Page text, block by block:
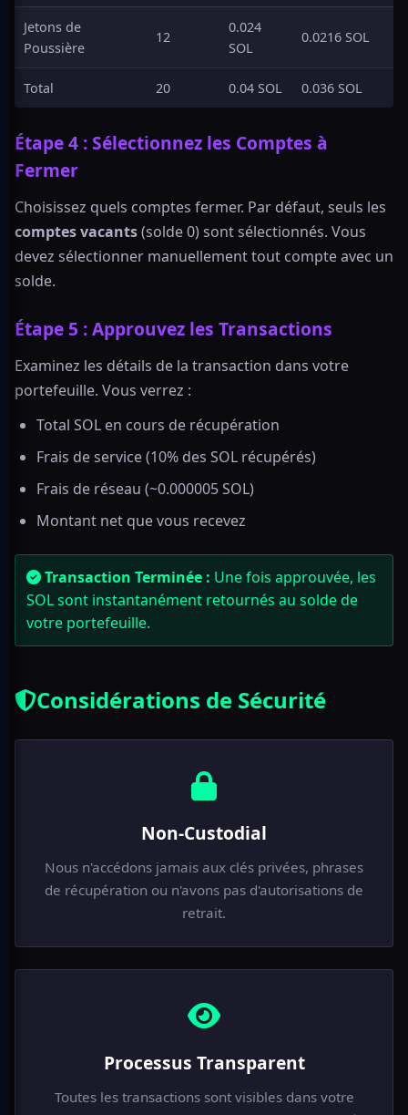
Jetons de
Poussière
12
0.024
SOL
0.0216 SOL
Total 20 0.04 SOL 0.036 SOL
Étape 4 : Sélectionnez les Comptes à
Fermer
Choisissez quels comptes fermer. Par défaut, seuls les
comptes vacants(solde 0) sont sélectionnés. Vous
devez sélectionner manuellement tout compte avec un
solde.
Étape 5 : Approuvez les Transactions
Examinez les détails de la transaction dans votre
portefeuille. Vous verrez :
Total SOL en cours de récupération
Frais de service (10% des SOL récupérés)
Frais de réseau (~0.000005 SOL)
Montant net que vous recevez
Transaction Terminée : Une fois approuvée, les
SOL sont instantanément retournés au solde de
votre portefeuille.
Considérations de Sécurité
Non-Custodial
Nous n'accédons jamais aux clés privées, phrases
de récupération ou n'avons pas d'autorisations de
retrait.
Processus Transparent
Toutes les transactions sont visibles dans votre